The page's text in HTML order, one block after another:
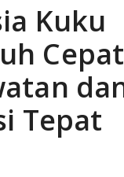
Kuku
Tepat